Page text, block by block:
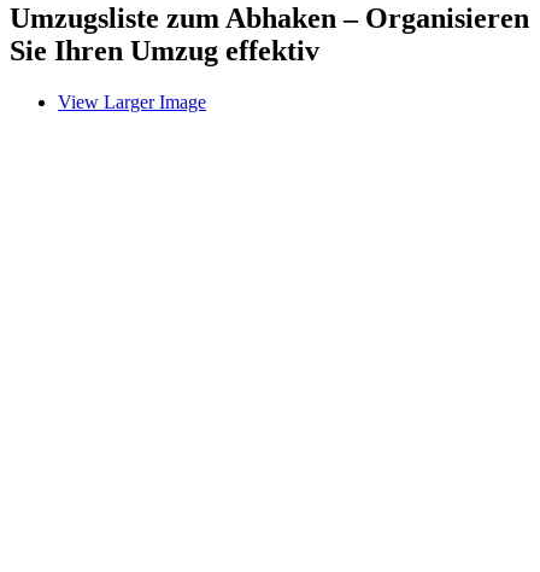
Umzugsliste zum Abhaken – Organisieren
Sie Ihren Umzug effektiv
View Larger Image